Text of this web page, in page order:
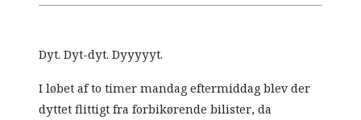
Dyt. Dyt-dyt. Dyyyyyt.
I løbet af to timer mandag eftermiddag blev der
dyttet flittigt fra forbikørende bilister, da